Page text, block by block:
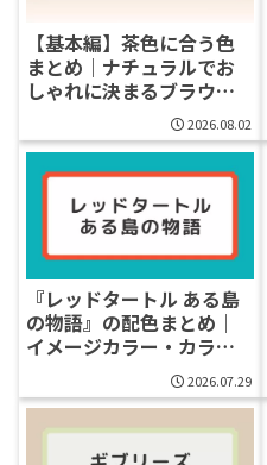
【基本編】茶色に合う色
まとめ｜ナチュラルでお
しゃれに決まるブラウン
配色ガイド［ファッショ
ン・デザイン］
2026.08.02
『レッドタートル ある島
の物語』の配色まとめ｜
イメージカラー・カラー
2026.07.29